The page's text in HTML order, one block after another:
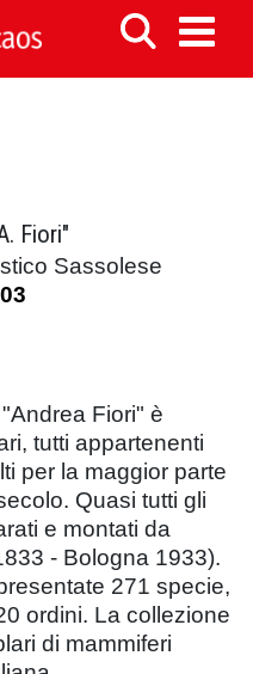
Fiori"
Sassolese
Fiori" è
tutti appartenenti
per la maggior parte
Quasi tutti gli
e montati da
- Bologna 1933).
271 specie,
ordini. La collezione
di mammiferi